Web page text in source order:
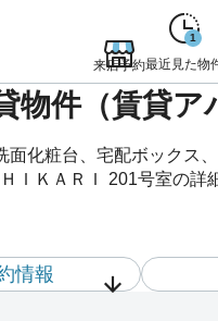
来店予約
1
最近見た物
件（賃貸ア
化粧台、宅配ボックス
ＩＫＡＲＩ 201号室の詳
情報